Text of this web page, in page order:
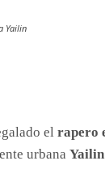
Yailin
el rapero
urbana